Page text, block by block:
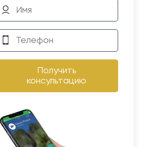
Получить
консультацию